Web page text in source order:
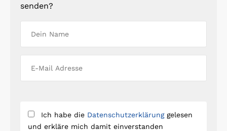
senden?
Ich habe die Datenschutzerklärunggelesen
und erkläre mich damit einverstanden